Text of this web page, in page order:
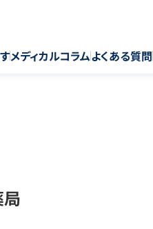
メディカルコラムよくある質問